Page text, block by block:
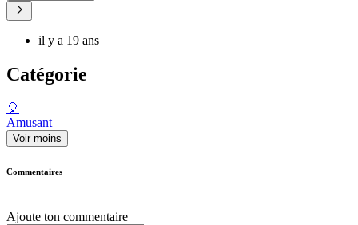
il y a 19 ans
Catégorie
🎈
Amusant
Voir moins
Commentaires
Ajoute ton commentaire